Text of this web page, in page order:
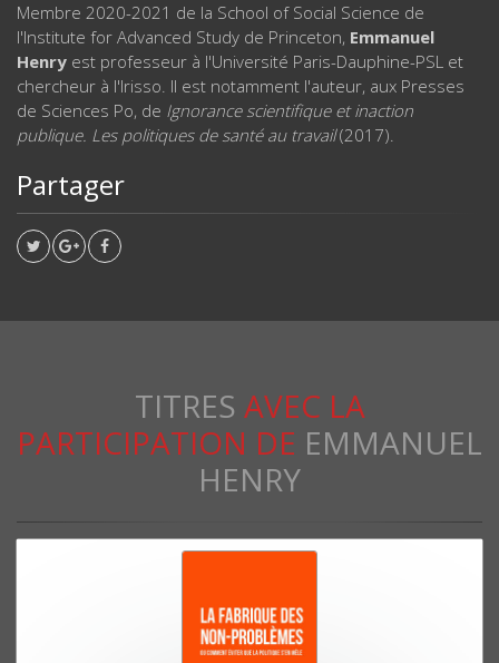
Membre 2020-2021 de la School of Social Science de
l'Institute for Advanced Study de Princeton, Emmanuel
Henry est professeur à l'Université Paris-Dauphine-PSL et
chercheur à l'Irisso. Il est notamment l'auteur, aux Presses
de Sciences Po, de Ignorance scientifique et inaction
publique. Les politiques de santé au travail(2017).
Partager
TITRES AVEC LA
PARTICIPATION DE EMMANUEL
HENRY